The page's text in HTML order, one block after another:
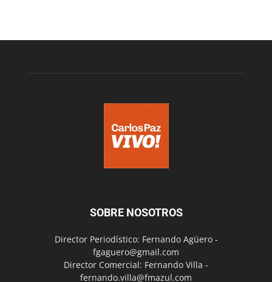
SOBRE NOSOTROS
Director Periodístico: Fernando Agüero -
fgaguero@gmail.com
Director Comercial: Fernando Villa -
fernando.villa@fmazul.com